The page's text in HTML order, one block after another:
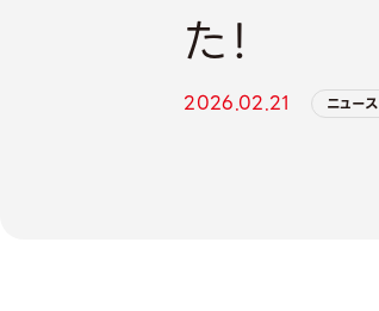
た！
2026.02.21 ニュース